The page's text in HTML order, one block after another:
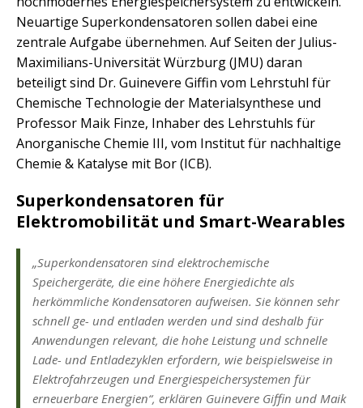
Neuartige Superkondensatoren sollen dabei eine
zentrale Aufgabe übernehmen. Auf Seiten der Julius-
Maximilians-Universität Würzburg (JMU) daran
beteiligt sind Dr. Guinevere Giffin vom Lehrstuhl für
Chemische Technologie der Materialsynthese und
Professor Maik Finze, Inhaber des Lehrstuhls für
Anorganische Chemie III, vom Institut für nachhaltige
Chemie & Katalyse mit Bor (ICB).
Superkondensatoren für
Elektromobilität und Smart-Wearables
„Superkondensatoren sind elektrochemische
Speichergeräte, die eine höhere Energiedichte als
herkömmliche Kondensatoren aufweisen. Sie können sehr
schnell ge- und entladen werden und sind deshalb für
Anwendungen relevant, die hohe Leistung und schnelle
Lade- und Entladezyklen erfordern, wie beispielsweise in
Elektrofahrzeugen und Energiespeichersystemen für
erneuerbare Energien“, erklären Guinevere Giffin und Maik